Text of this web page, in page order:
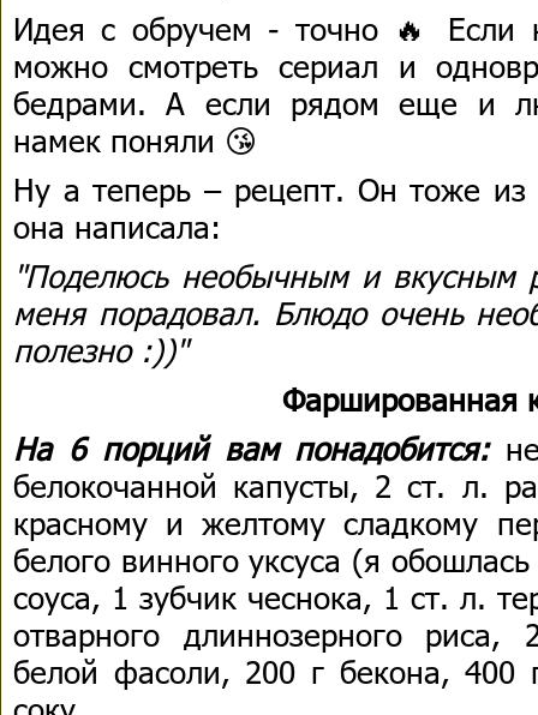
Идея с обручем - точно 🔥 Если
можно смотреть сериал и
бедрами. А если рядом еще и
намек поняли 😘
Ну а теперь – рецепт. Он тоже из
она написала:
"Поделюсь необычным и вкусным
меня порадовал. Блюдо очень
полезно :))"
Фаршированная
На 6 порций вам понадобится:
белокочанной капусты, 2 ст. л.
красному и желтому сладкому
белого винного уксуса (я
соуса, 1 зубчик чеснока, 1 ст. л.
отварного длиннозерного риса,
белой фасоли, 200 г бекона, 400